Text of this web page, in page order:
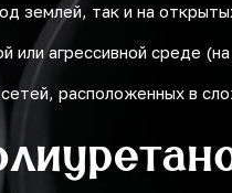
землей, так и на
или агрессивной среде
расположенных в